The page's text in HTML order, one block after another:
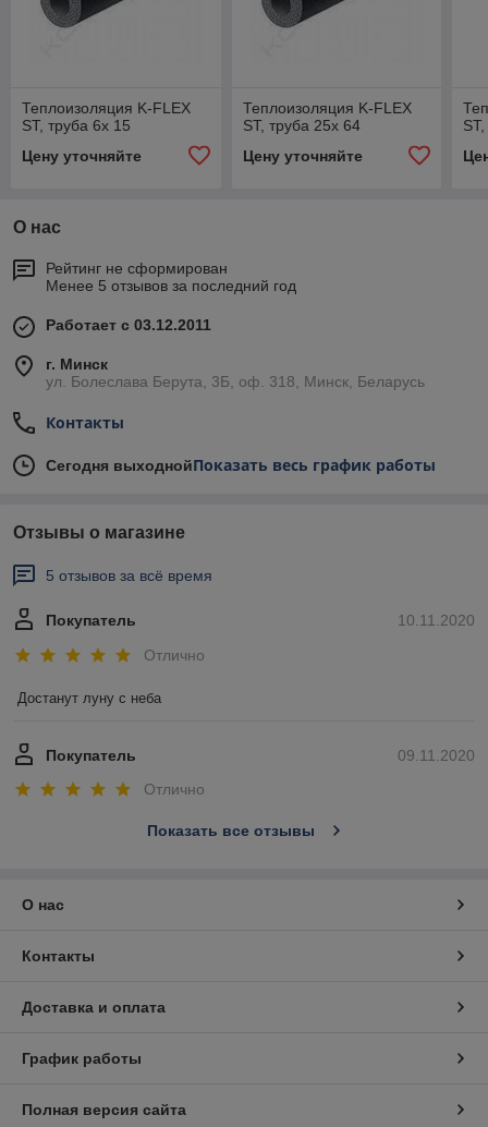
Теплоизоляция K-FLEX
ST, труба 6х 15
Цену уточняйте
Теплоизоляция K-FLEX
ST, труба 25х 64
Цену уточняйте
О нас
Рейтинг не сформирован
Менее 5 отзывов за последний год
Работает с 03.12.2011
г. Минск
ул. Болеслава Берута, 3Б, оф. 318, Минск, Беларусь
Контакты
Сегодня выходнойПоказать весь график работы
Отзывы о магазине
5 отзывов за всё время
10.11.2020
Покупатель
Отлично
Достанут луну с неба
09.11.2020
Покупатель
Отлично
Показать все отзывы
О нас
Контакты
Доставка и оплата
График работы
Полная версия сайта